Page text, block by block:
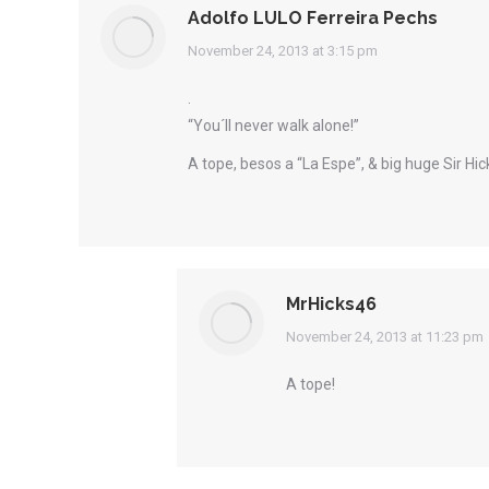
Adolfo LULO Ferreira Pechs
says:
November 24, 2013 at 3:15 pm
.
“You´ll never walk alone!”
A tope, besos a “La Espe”, & big huge Sir
MrHicks46
says:
November 24, 2013 at 11:23 pm
A tope!